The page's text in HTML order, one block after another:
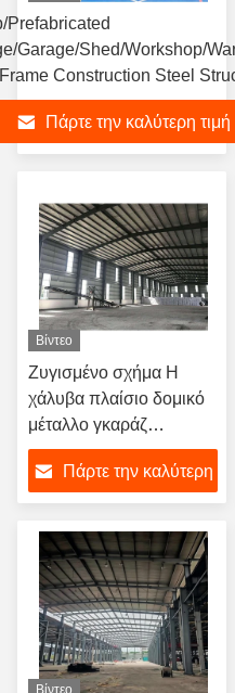
Prefabricated
Garage/Shed/Workshop/
Construction Steel
with Galvanized/Paint
Πάρτε την καλύτερη τιμή
Βίντεο
Ζυγισμένο σχήμα H
χάλυβα πλαίσιο δομικό
μέταλλο γκαράζ
αγροτική κατοικία
αποθήκη κτίριο
υπόστεγο
Πάρτε την καλύτερη
Βίντεο